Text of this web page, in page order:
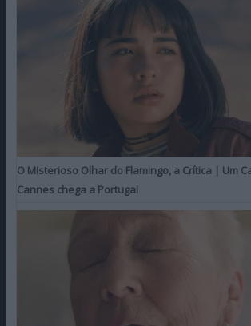
O Misterioso Olhar do Flamingo, a Crítica | Um
Cannes chega a Portugal